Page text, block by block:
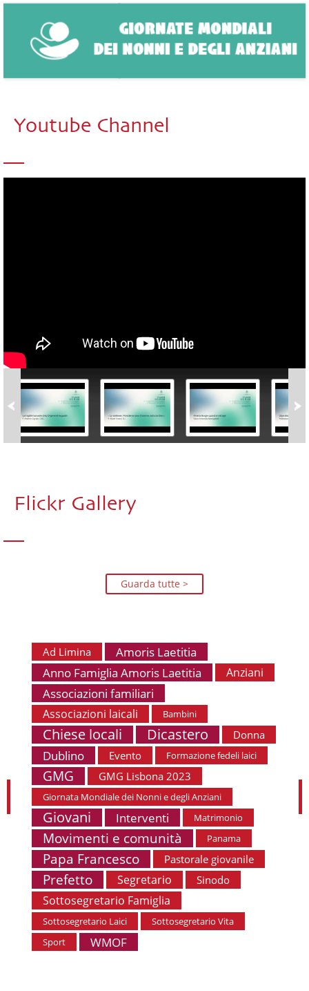
Youtube Channel
Flickr Gallery
Guarda tutte >
Ad Limina
Amoris Laetitia
Anno Famiglia Amoris Laetitia
Anziani
Associazioni familiari
Associazioni laicali Bambini
Chiese locali Dicastero Donna
Dublino Evento Formazione fedeli laici
GMG GMG Lisbona 2023
Giornata Mondiale dei Nonni e degli Anziani
Giovani Interventi Matrimonio
Movimenti e comunità Panama
Papa Francesco Pastorale giovanile
Prefetto Segretario Sinodo
Sottosegretario Famiglia
Sottosegretario Laici
Sottosegretario Vita
Sport
WMOF